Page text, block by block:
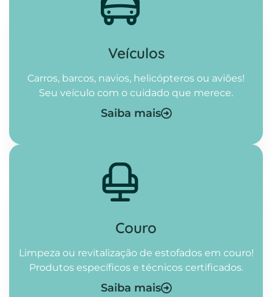
Veículos
Carros, barcos, navios, helicópteros ou aviões!
Seu veículo com o cuidado que merece.
Saiba mais
Couro
Limpeza ou revitalização de estofados em couro!
Produtos específicos e técnicos certificados.
Saiba mais